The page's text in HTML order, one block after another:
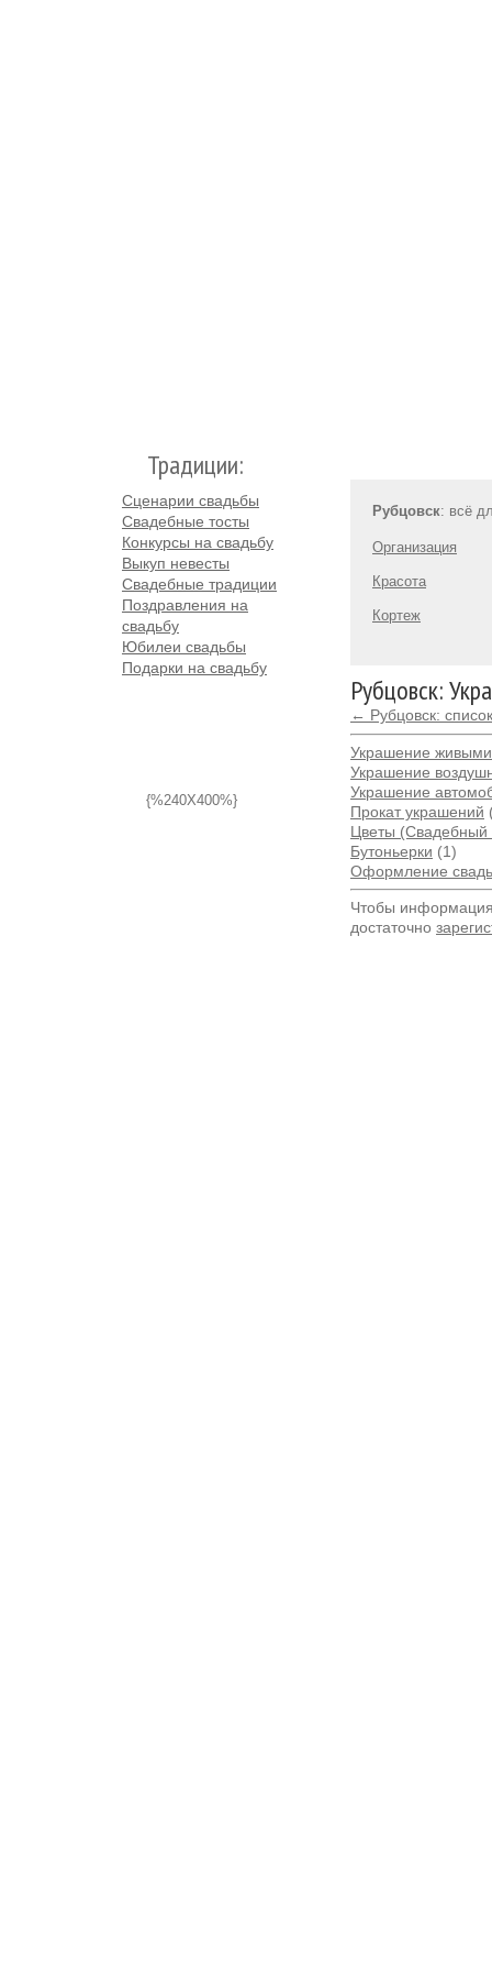
Традиции:
Сценарии свадьбы
Свадебные тосты
Конкурсы на свадьбу
Выкуп невесты
Свадебные традиции
Поздравления на
свадьбу
Юбилеи свадьбы
Подарки на свадьбу
{%240X400%}
Рубцовск: всё
Организация
Красота
Кортеж
Рубцовск:
← Рубцовск:
Украшение
Украшение
Украшение
Прокат украшений
Цветы (Свадебный
Бутоньерки (1)
Оформление
Чтобы
достаточно